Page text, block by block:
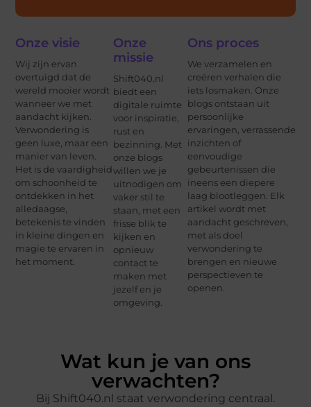
Onze visie
Wij zijn ervan
overtuigd dat de
wereld mooier wordt
wanneer we met
aandacht kijken.
Verwondering is
geen luxe, maar een
manier van leven.
Het is de vaardigheid
om schoonheid te
ontdekken in het
alledaagse,
betekenis te vinden
in kleine dingen en
magie te ervaren in
het moment.
Onze
missie
Shift040.nl
biedt een
digitale ruimte
voor inspiratie,
rust en
bezinning. Met
onze blogs
willen we je
uitnodigen om
vaker stil te
staan, met een
frisse blik te
kijken en
opnieuw
contact te
maken met
jezelf en je
omgeving.
Ons proces
We verzamelen en
creëren verhalen die
iets losmaken. Onze
blogs ontstaan uit
persoonlijke
ervaringen, verrassende
inzichten of
eenvoudige
gebeurtenissen die
ineens een diepere
laag blootleggen. Elk
artikel wordt met
aandacht geschreven,
met als doel
verwondering te
brengen en nieuwe
perspectieven te
openen.
Wat kun je van ons
verwachten?
Bij Shift040.nl staat verwondering centraal.